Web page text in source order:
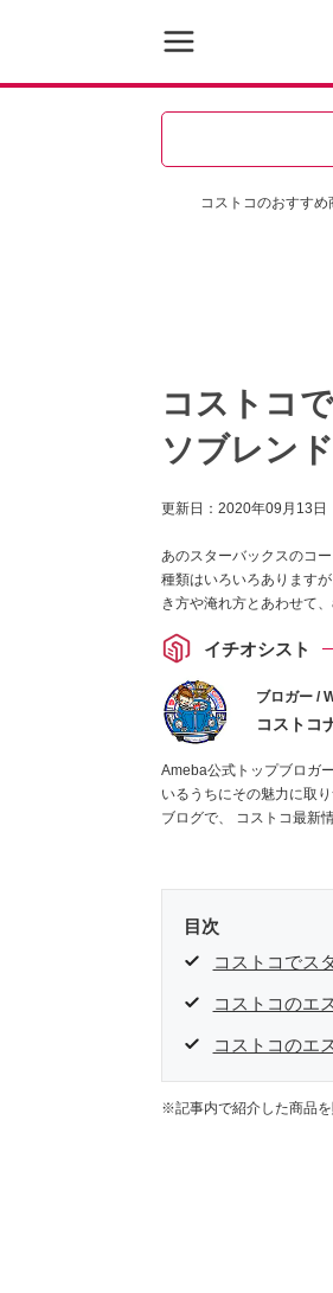
コストコのおすすめ
コストコ
ソブレン
更新日： 2020年09月13日
あのスターバックスのコ
種類はいろいろあります
き方や淹れ方とあわせて
イチオシスト
ブロガー /
コストコ
Ameba公式トップブロガ
いるうちにその魅力に取
ブログで、 コストコ最新
目次
コストコでス
コストコのエ
コストコのエ
※記事内で紹介した商品を